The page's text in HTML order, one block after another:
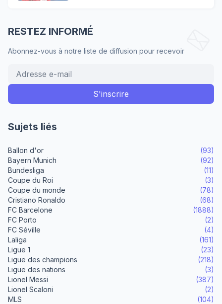
RESTEZ INFORMÉ
Abonnez-vous à notre liste de diffusion pour recevoir
Sujets liés
Ballon d'or
(93)
Bayern Munich
(92)
Bundesliga
(11)
Coupe du Roi
(3)
Coupe du monde
(78)
Cristiano Ronaldo
(68)
FC Barcelone
(1888)
FC Porto
(2)
FC Séville
(4)
Laliga
(161)
Ligue 1
(23)
Ligue des champions
(218)
Ligue des nations
(3)
Lionel Messi
(387)
Lionel Scaloni
(2)
MLS
(104)